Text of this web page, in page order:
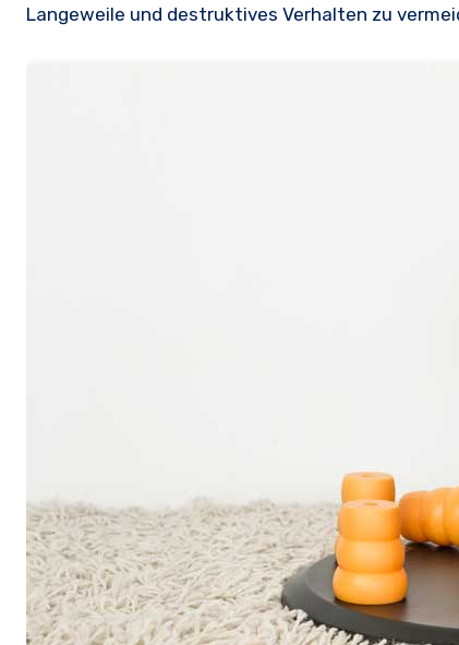
Langeweile und destruktives Verhalten zu